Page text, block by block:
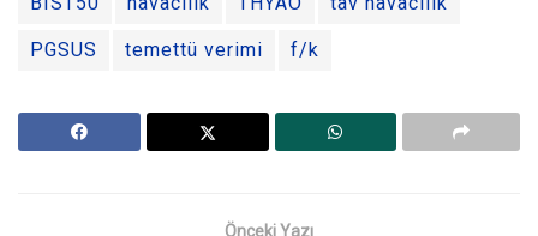
PGSUS temettü verimi f/k
Önceki Yazı